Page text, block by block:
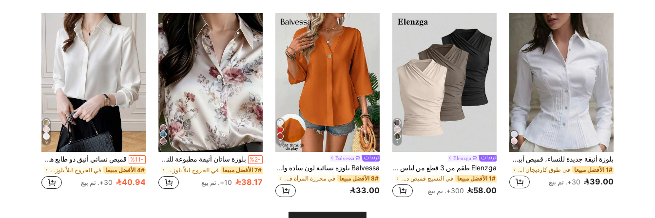
بلوزة أنيقة جديدة للنساء، قميص أبيض أنيق بأكمام طويلة وأزرار، بتصميم مطوي، طراز راقي ومتطور، مظهر مبسط احترافي، مناسب للمناسبات العادية والمواعيد في الربيع
1# الأفضل مبيعا في طوق كارديجان المرأة قمم ، البلوزات & تي شيرت
39.00 30+. تم بيع
7
Elenzga
Elenzga طقم من 3 قطع من لباس علوي النسائية بدون أكمام ذات ياقة على شكل حرف V بلون موحد، مناسبة للإطلالات الكاجوال
1# الأفضل مبيعا في النسيج قميص داخلي بدون أكمام منعش
58.00 300+. تم بيع
9
Balvessa
Balvessa بلوزة نسائية لون سادة واسعة من الأكمام بياقة على شكل حرف "V" مناسبة للذهاب إلى العمل
8# الأفضل مبيعا في محززة المرأة قمم ، البلوزات & تي شيرت
33.00
%2- بلوزة ساتان أنيقة مطبوعة للنساء موضة الربيع الجديدة، تصميم أزرار أمامية، مناسبة للأعمال الرسمية والكاجوال، قابلة للغسل في الغسالة للعطلات
7# الأفضل مبيعا في الخروج ليلاً بلوزات النساء
38.17 10+. تم بيع
9
%11- قميص نسائي أنيق ذو طابع هونغ كونغي ناضج، كاجوال أبيض للربيع
4# الأفضل مبيعا في الخروج ليلاً بلوزات النساء
40.94 30+. تم بيع